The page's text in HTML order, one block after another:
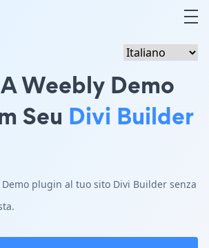
Weebly Demo
Seu Divi Builder
plugin al tuo sito Divi Builder senza